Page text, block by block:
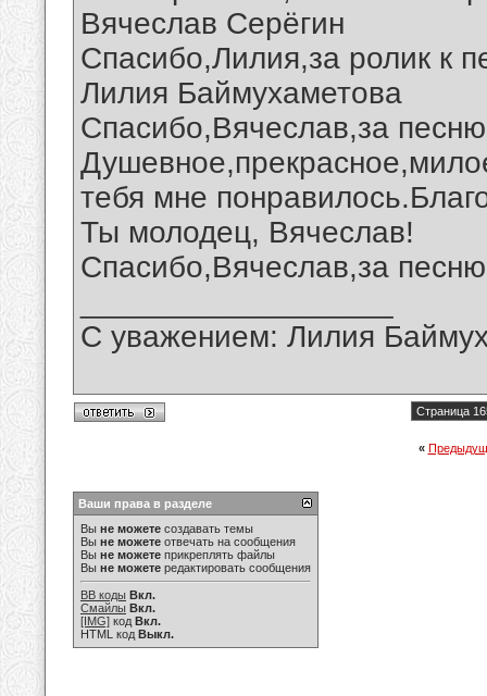
Вячеслав Серёгин
Спасибо,Лилия,за ролик к
Лилия Баймухаметова
Спасибо,Вячеслав,за
тебя мне
Ты молодец, Вячеслав!
Спасибо,Вячеслав,за
С уважением: Лилия
Страница
«
Ваши права в разделе
Вы не можете создавать темы
Вы не можете отвечать на сообщения
Вы не можете прикреплять файлы
Вы не можете редактировать сообщения
BB коды Вкл.
Смайлы Вкл.
[IMG] код Вкл.
HTML код Выкл.